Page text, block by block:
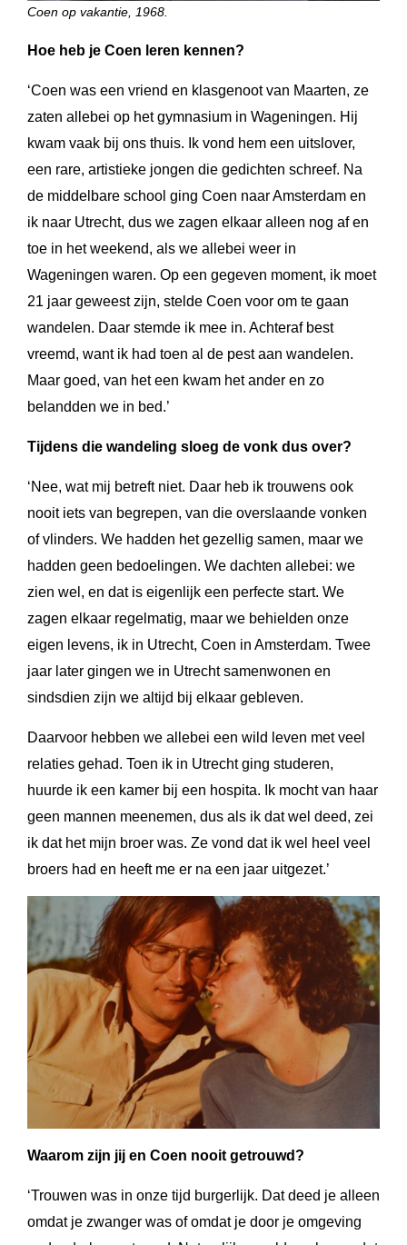
Coen op vakantie, 1968.
Hoe heb je Coen leren kennen?
‘Coen was een vriend en klasgenoot van Maarten, ze
zaten allebei op het gymnasium in Wageningen. Hij
kwam vaak bij ons thuis. Ik vond hem een uitslover,
een rare, artistieke jongen die gedichten schreef. Na
de middelbare school ging Coen naar Amsterdam en
ik naar Utrecht, dus we zagen elkaar alleen nog af en
toe in het weekend, als we allebei weer in
Wageningen waren. Op een gegeven moment, ik moet
21 jaar geweest zijn, stelde Coen voor om te gaan
wandelen. Daar stemde ik mee in. Achteraf best
vreemd, want ik had toen al de pest aan wandelen.
Maar goed, van het een kwam het ander en zo
belandden we in bed.’
Tijdens die wandeling sloeg de vonk dus over?
‘Nee, wat mij betreft niet. Daar heb ik trouwens ook
nooit iets van begrepen, van die overslaande vonken
of vlinders. We hadden het gezellig samen, maar we
hadden geen bedoelingen. We dachten allebei: we
zien wel, en dat is eigenlijk een perfecte start. We
zagen elkaar regelmatig, maar we behielden onze
eigen levens, ik in Utrecht, Coen in Amsterdam. Twee
jaar later gingen we in Utrecht samenwonen en
sindsdien zijn we altijd bij elkaar gebleven.
Daarvoor hebben we allebei een wild leven met veel
relaties gehad. Toen ik in Utrecht ging studeren,
huurde ik een kamer bij een hospita. Ik mocht van haar
geen mannen meenemen, dus als ik dat wel deed, zei
ik dat het mijn broer was. Ze vond dat ik wel heel veel
broers had en heeft me er na een jaar uitgezet.’
Waarom zijn jij en Coen nooit getrouwd?
‘Trouwen was in onze tijd burgerlijk. Dat deed je alleen
omdat je zwanger was of omdat je door je omgeving